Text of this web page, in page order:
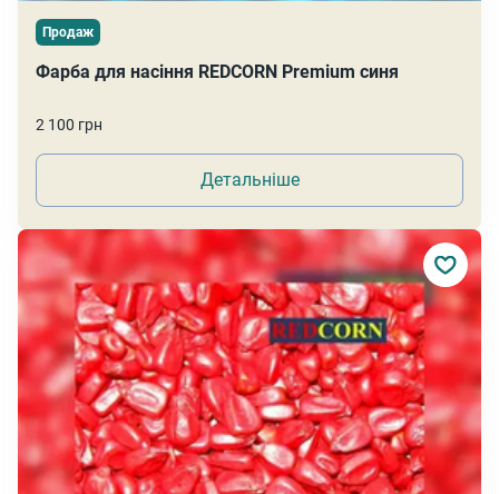
Продаж
Фарба для насіння REDCORN Premium синя
2 100 грн
Детальніше